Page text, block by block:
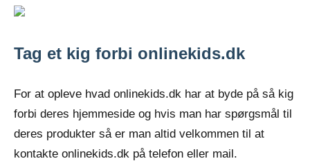
Tag et kig forbi onlinekids.dk
For at opleve hvad onlinekids.dk har at byde på så kig
forbi deres hjemmeside og hvis man har spørgsmål til
deres produkter så er man altid velkommen til at
kontakte onlinekids.dk på telefon eller mail.